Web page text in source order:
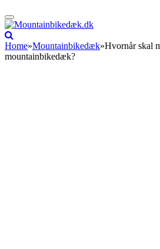
Home»Mountainbikedæk»Hvornår skal
mountainbikedæk?